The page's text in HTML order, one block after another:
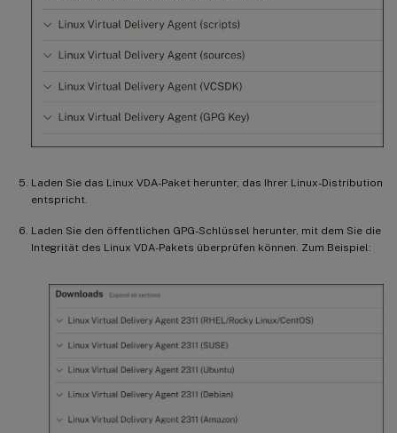
Laden Sie das Linux VDA-Paket herunter, das Ihrer Linux-Distribution
entspricht.
Laden Sie den öffentlichen GPG-Schlüssel herunter, mit dem Sie die
Integrität des Linux VDA-Pakets überprüfen können. Zum Beispiel: